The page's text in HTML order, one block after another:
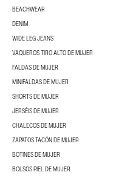
BEACHWEAR
DENIM
WIDE LEG JEANS
VAQUEROS TIRO ALTO DE MUJER
FALDAS DE MUJER
MINIFALDAS DE MUJER
SHORTS DE MUJER
JERSÉIS DE MUJER
CHALECOS DE MUJER
ZAPATOS TACÓN DE MUJER
BOTINES DE MUJER
BOLSOS PIEL DE MUJER